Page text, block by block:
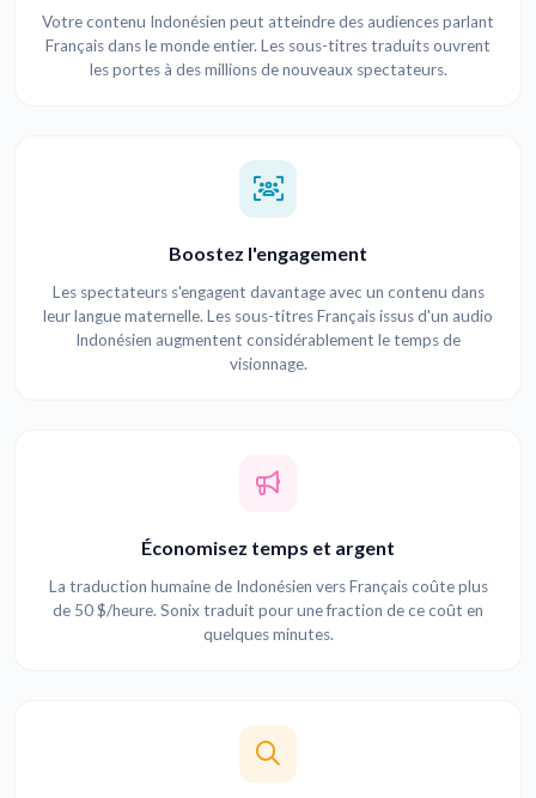
Votre contenu Indonésien peut atteindre des audiences parlant
Français dans le monde entier. Les sous-titres traduits ouvrent
les portes à des millions de nouveaux spectateurs.
Boostez l'engagement
Les spectateurs s'engagent davantage avec un contenu dans
leur langue maternelle. Les sous-titres Français issus d'un audio
Indonésien augmentent considérablement le temps de
visionnage.
Économisez temps et argent
La traduction humaine de Indonésien vers Français coûte plus
de 50 $/heure. Sonix traduit pour une fraction de ce coût en
quelques minutes.